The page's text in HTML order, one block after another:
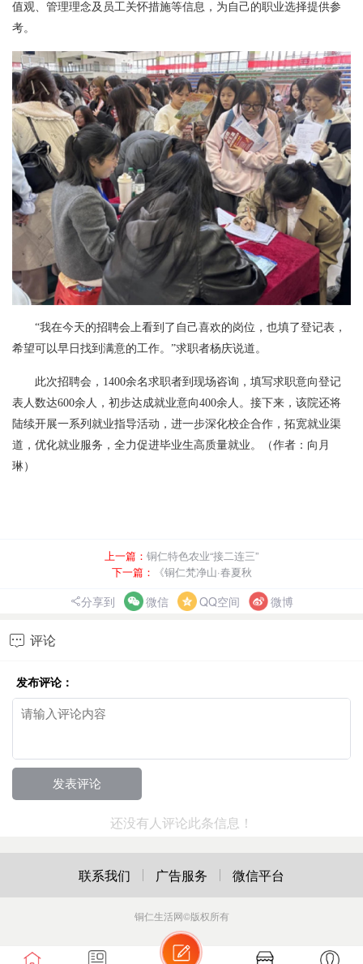
值观、管理理念及员工关怀措施等信息，为自己的职业选择提供参
考。
“我在今天的招聘会上看到了自己喜欢的岗位，也填了登记表，
希望可以早日找到满意的工作。”求职者杨庆说道。
此次招聘会，1400余名求职者到现场咨询，填写求职意向登记
表人数达600余人，初步达成就业意向400余人。接下来，该院还将
陆续开展一系列就业指导活动，进一步深化校企合作，拓宽就业渠
道，优化就业服务，全力促进毕业生高质量就业。（作者：向月
琳 ）
上一篇： 铜仁特色农业“接二连三”
下一篇：
《铜仁梵净山·春夏秋
分享到 微信 QQ空间 微博
 评论
发布评论：
还没有人评论此条信息！
联系我们 广告服务 微信平台
铜仁生活网©版权所有